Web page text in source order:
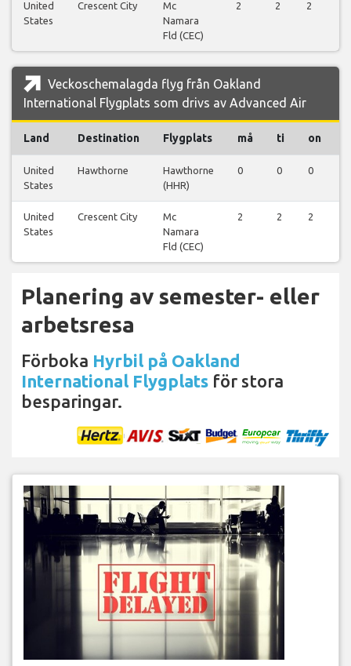
United
States
Crescent City
Mc
Namara
Fld (CEC)
2 2 2
Veckoschemalagda flyg från Oakland
International Flygplats som drivs av Advanced Air
Land Destination Flygplats må ti on
United
States
Hawthorne
Hawthorne
(HHR)
0 0 0
United
States
Crescent City
Mc
Namara
Fld (CEC)
2 2 2
Planering av semester- eller
arbetsresa
Förboka Hyrbil på Oakland
International Flygplats för stora
besparingar.